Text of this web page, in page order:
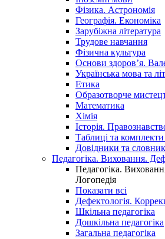
Фізика. Астрономія
Географія. Економіка
Зарубіжна література
Трудове навчання
Фізична культура
Основи здоров’я.
Українська мова та
Етика
Образотворче
Математика
Хімія
Історія.
Таблиці та комплекти
Довідники та
Педагогіка. Виховання.
Педагогіка.
Логопедія
Показати всі
Дефектологія.
Шкільна педагогіка
Дошкільна педагогіка
Загальна педагогіка